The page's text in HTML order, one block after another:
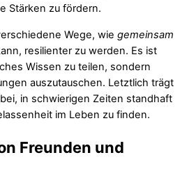
Stärken zu fördern.
Wege, wie gemeinsam
resilienter zu werden. Es ist
Wissen zu teilen, sondern
auszutauschen. Letztlich trägt
in schwierigen Zeiten standhaft
im Leben zu finden.
Freunden und